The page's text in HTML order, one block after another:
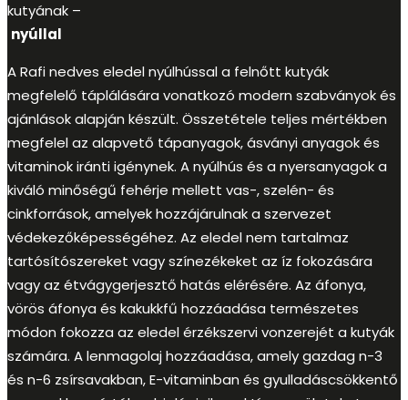
kutyának –
nyúllal
A Rafi nedves eledel nyúlhússal a felnőtt kutyák
megfelelő táplálására vonatkozó modern szabványok és
ajánlások alapján készült. Összetétele teljes mértékben
megfelel az alapvető tápanyagok, ásványi anyagok és
vitaminok iránti igénynek. A nyúlhús és a nyersanyagok a
kiváló minőségű fehérje mellett vas-, szelén- és
cinkforrások, amelyek hozzájárulnak a szervezet
védekezőképességéhez. Az eledel nem tartalmaz
tartósítószereket vagy színezékeket az íz fokozására
vagy az étvágygerjesztő hatás elérésére. Az áfonya,
vörös áfonya és kakukkfű hozzáadása természetes
módon fokozza az eledel érzékszervi vonzerejét a kutyák
számára. A lenmagolaj hozzáadása, amely gazdag n-3
és n-6 zsírsavakban, E-vitaminban és gyulladáscsökkentő